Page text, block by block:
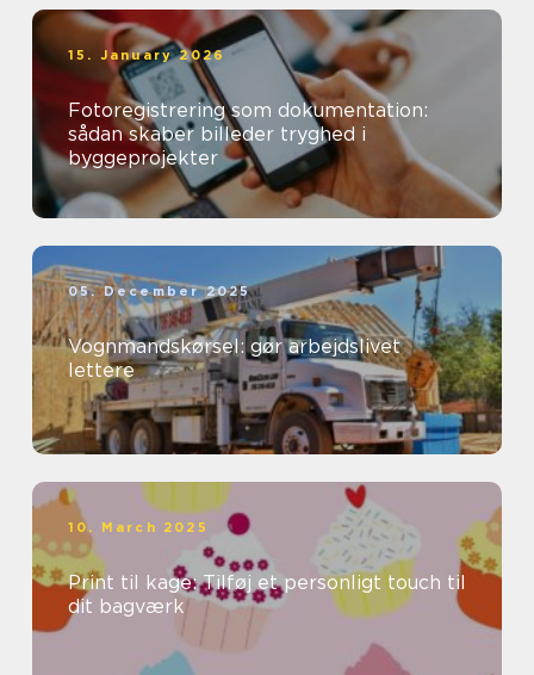
15. January 2026
Fotoregistrering som dokumentation:
sådan skaber billeder tryghed i
byggeprojekter
05. December 2025
Vognmandskørsel: gør arbejdslivet
lettere
10. March 2025
Print til kage: Tilføj et personligt touch til
dit bagværk